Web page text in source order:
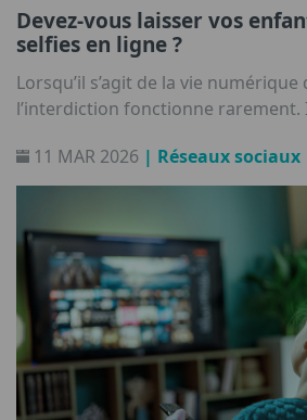
Devez-vous laisser vos
selfies en ligne ?
Lorsqu’il s’agit de la vie
l’interdiction fonctionne rarement.
saine avec la technologie.
11 MAR 2026 | Réseaux sociaux